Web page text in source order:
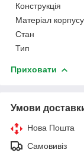
Конструкція
Матеріал корпусу
Стан
Тип
Приховати
Умови
Нова Пошта
Самовивіз